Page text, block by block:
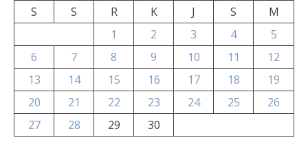
S
S R K J S
M
1
2 3 4
5
6
7 8 9 10 11
12
13
14 15 16 17 18
19
20
21 22 23 24 25
26
27
28 29 30